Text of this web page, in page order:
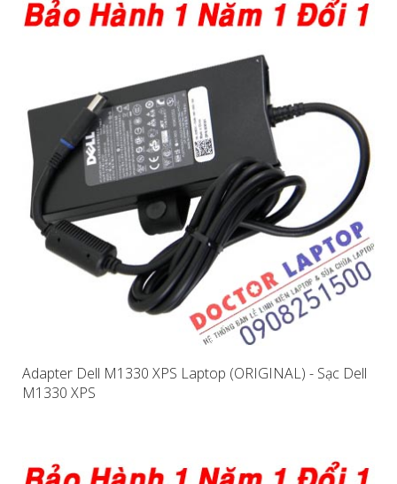
Adapter Dell M1330 XPS Laptop (ORIGINAL) - Sạc Dell
M1330 XPS